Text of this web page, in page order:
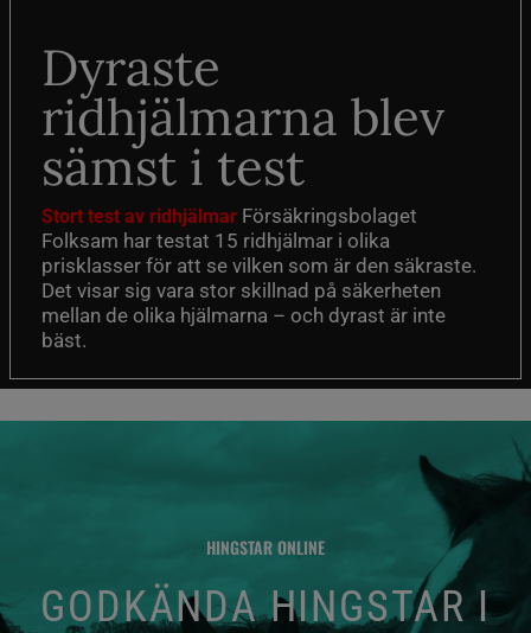
Dyraste
ridhjälmarna blev
sämst i test
Stort test av ridhjälmar Försäkringsbolaget
Folksam har testat 15 ridhjälmar i olika
prisklasser för att se vilken som är den säkraste.
Det visar sig vara stor skillnad på säkerheten
mellan de olika hjälmarna – och dyrast är inte
bäst.
HINGSTAR ONLINE
GODKÄNDA HINGSTAR I